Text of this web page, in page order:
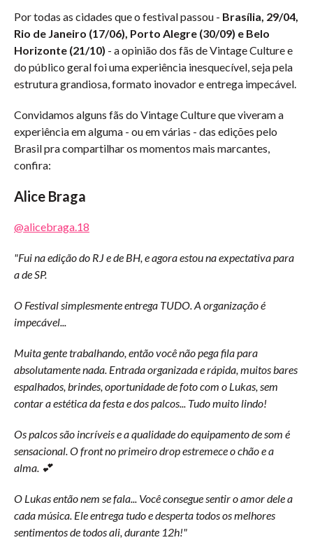
Por todas as cidades que o festival passou - Brasília, 29/04,
Rio de Janeiro (17/06), Porto Alegre (30/09) e Belo
Horizonte (21/10) - a opinião dos fãs de Vintage Culture e
do público geral foi uma experiência inesquecível, seja pela
estrutura grandiosa, formato inovador e entrega impecável.
Convidamos alguns fãs do Vintage Culture que viveram a
experiência em alguma - ou em várias - das edições pelo
Brasil pra compartilhar os momentos mais marcantes,
confira:
Alice Braga
@alicebraga.18
"Fui na edição do RJ e de BH, e agora estou na expectativa para
a de SP.
O Festival simplesmente entrega TUDO. A organização é
impecável...
Muita gente trabalhando, então você não pega fila para
absolutamente nada. Entrada organizada e rápida, muitos bares
espalhados, brindes, oportunidade de foto com o Lukas, sem
contar a estética da festa e dos palcos... Tudo muito lindo!
Os palcos são incríveis e a qualidade do equipamento de som é
sensacional. O front no primeiro drop estremece o chão e a
alma. 💕
O Lukas então nem se fala... Você consegue sentir o amor dele a
cada música. Ele entrega tudo e desperta todos os melhores
sentimentos de todos ali, durante 12h!"